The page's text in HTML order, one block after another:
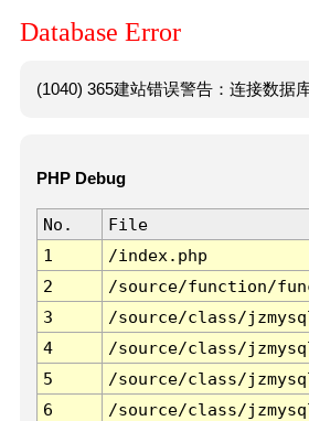
Database Error
(1040) 365建站错误警告：连接数据
PHP Debug
No. File
1
/index.php
2
/source/function/
3
/source/class/
4
/source/class/
5
/source/class/
6
/source/class/